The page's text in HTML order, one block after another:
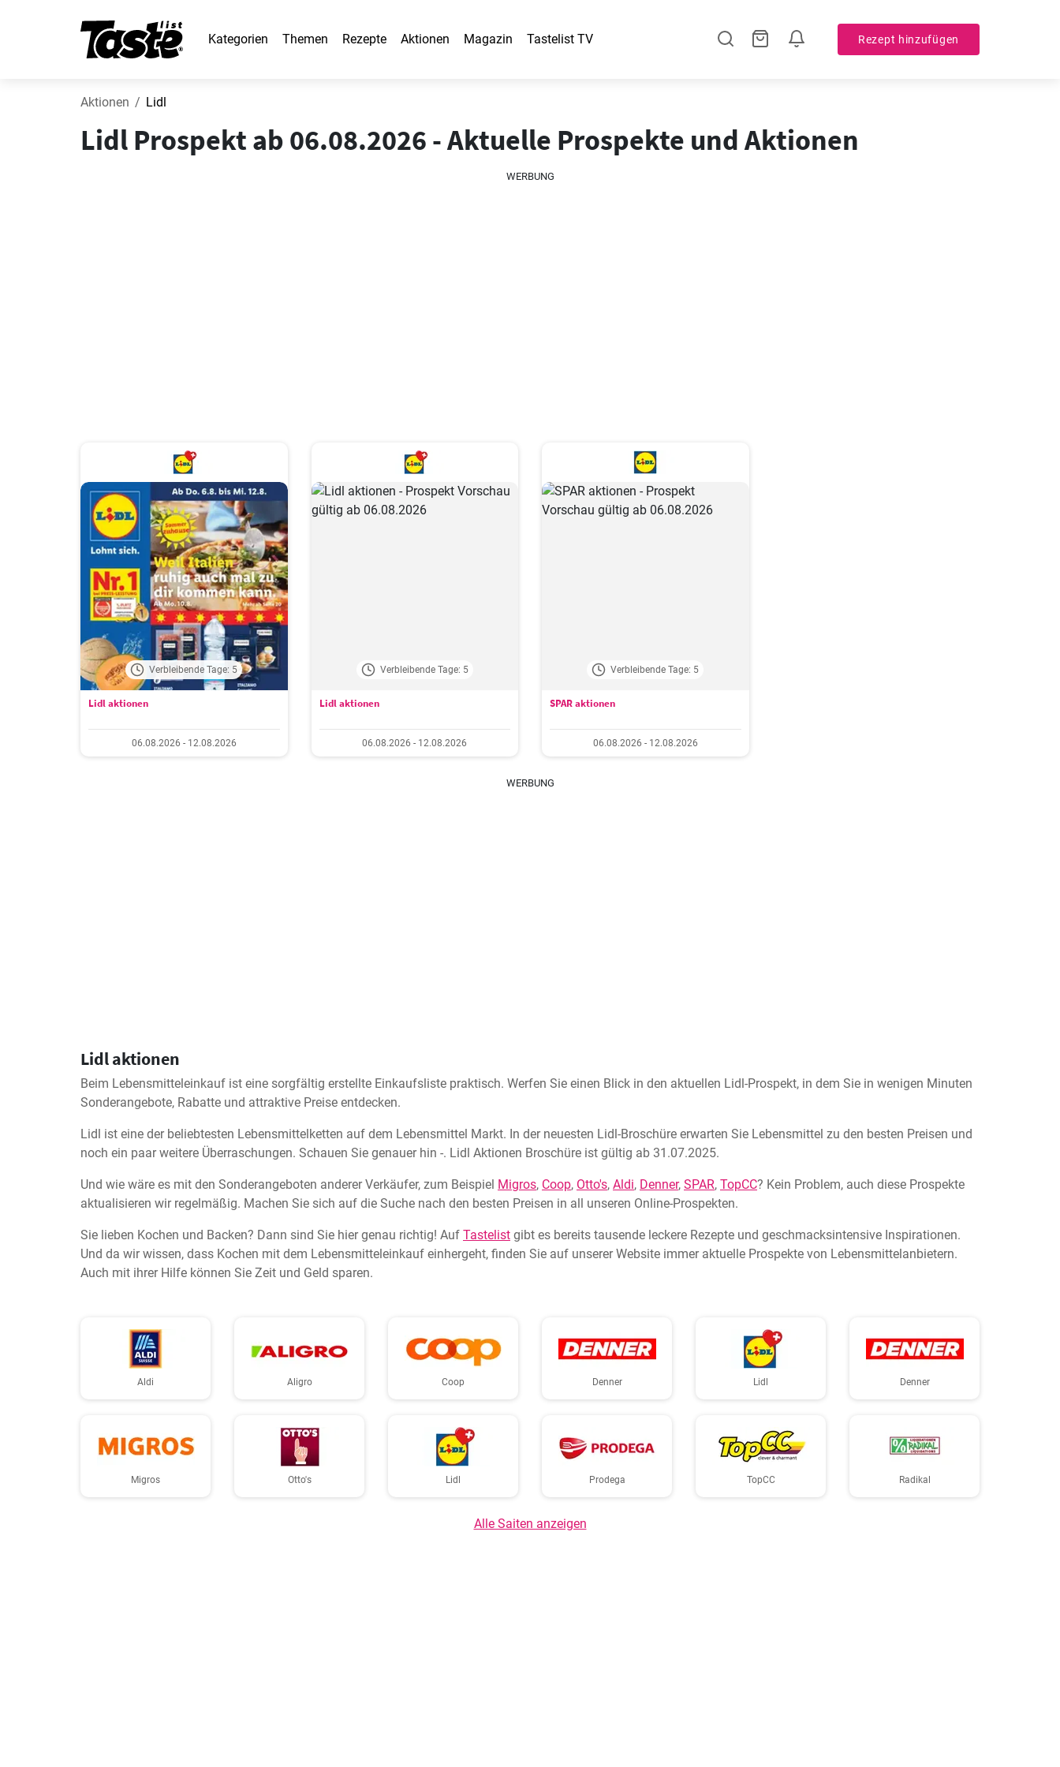
Kategorien Themen Rezepte Aktionen Magazin Tastelist TV Rezept hinzufügen
Aktionen Lidl
Lidl Prospekt ab 06.08.2026 - Aktuelle Prospekte und Aktionen
WERBUNG
Verbleibende Tage: 5
Lidl aktionen
06.08.2026 - 12.08.2026
Verbleibende Tage: 5
Lidl aktionen
06.08.2026 - 12.08.2026
Verbleibende Tage: 5
SPAR aktionen
06.08.2026 - 12.08.2026
WERBUNG
Lidl aktionen
Beim Lebensmitteleinkauf ist eine sorgfältig erstellte Einkaufsliste praktisch. Werfen Sie einen Blick in den aktuellen Lidl-Prospekt, in dem Sie in wenigen Minuten
Sonderangebote, Rabatte und attraktive Preise entdecken.
Lidl ist eine der beliebtesten Lebensmittelketten auf dem Lebensmittel Markt. In der neuesten Lidl-Broschüre erwarten Sie Lebensmittel zu den besten Preisen und
noch ein paar weitere Überraschungen. Schauen Sie genauer hin -. Lidl Aktionen Broschüre ist gültig ab 31.07.2025.
Und wie wäre es mit den Sonderangeboten anderer Verkäufer, zum Beispiel Migros, Coop, Otto's, Aldi, Denner, SPAR, TopCC? Kein Problem, auch diese Prospekte
aktualisieren wir regelmäßig. Machen Sie sich auf die Suche nach den besten Preisen in all unseren Online-Prospekten.
Sie lieben Kochen und Backen? Dann sind Sie hier genau richtig! Auf Tastelist gibt es bereits tausende leckere Rezepte und geschmacksintensive Inspirationen.
Und da wir wissen, dass Kochen mit dem Lebensmitteleinkauf einhergeht, finden Sie auf unserer Website immer aktuelle Prospekte von Lebensmittelanbietern.
Auch mit ihrer Hilfe können Sie Zeit und Geld sparen.
Aldi Aligro Coop Denner Lidl Denner
Migros Otto's Lidl Prodega TopCC Radikal
Alle Saiten anzeigen